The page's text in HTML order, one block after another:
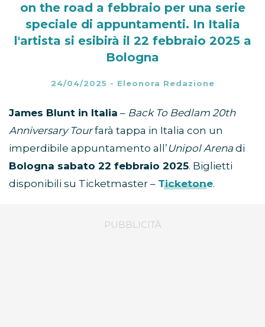
on the road a febbraio per una serie
speciale di appuntamenti. In Italia
l'artista si esibirà il 22 febbraio 2025 a
Bologna
24/04/2025 - Eleonora Redazione
James Blunt in Italia – Back To Bedlam 20th
Anniversary Tourfarà tappa in Italia con un
imperdibile appuntamento all’Unipol Arena di
Bologna sabato 22 febbraio 2025. Biglietti
disponibili su Ticketmaster – Ticketone.